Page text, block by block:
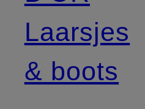
Laarsjes
& boots